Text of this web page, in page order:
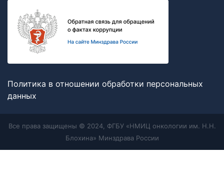
Политика в отношении обработки персональных
данных
Все права защищены © 2024, ФГБУ «НМИЦ онкологии им. Н.Н.
Блохина» Минздрава России